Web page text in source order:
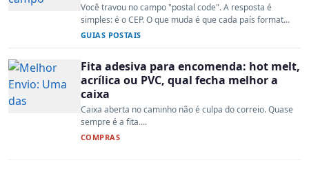
Você travou no campo "postal code". A resposta é
simples: é o CEP. O que muda é que cada país format...
GUIAS POSTAIS
Fita adesiva para encomenda: hot melt,
acrílica ou PVC, qual fecha melhor a
caixa
Caixa aberta no caminho não é culpa do correio. Quase
sempre é a fita....
COMPRAS